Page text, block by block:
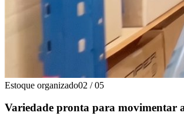
Estoque organizado02 / 05
Variedade pronta para movimentar